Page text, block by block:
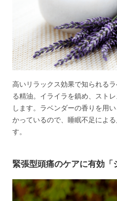
高いリラックス効果で知られる
る精油。イライラを鎮め、スト
します。ラベンダーの香りを用
かっているので、睡眠不足によ
す。
緊張型頭痛のケアに有効「